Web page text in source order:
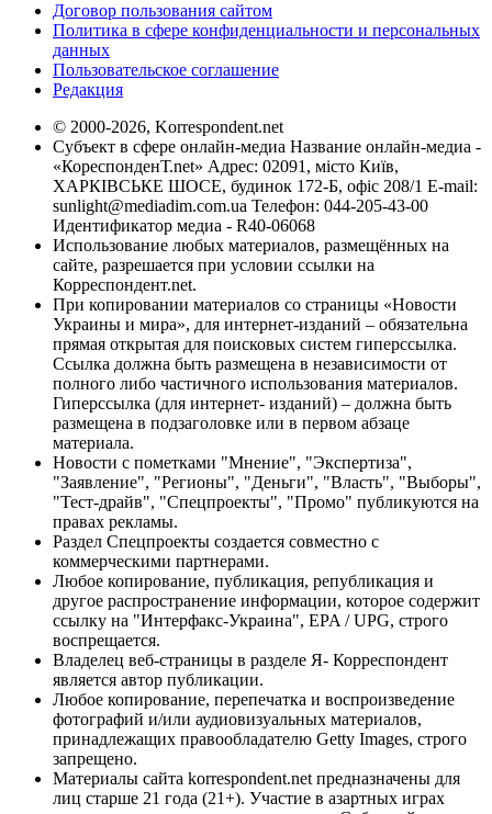
Договор пользования сайтом
Политика в сфере конфиденциальности и персональных
данных
Пользовательское соглашение
Редакция
© 2000-2026, Korrespondent.net
Субъект в сфере онлайн-медиа Название онлайн-медиа -
«КореспонденТ.net» Адрес: 02091, місто Київ,
ХАРКІВСЬКЕ ШОСЕ, будинок 172-Б, офіс 208/1 E-mail:
sunlight@mediadim.com.ua Телефон: 044-205-43-00
Идентификатор медиа - R40-06068
Использование любых материалов, размещённых на
сайте, разрешается при условии ссылки на
Корреспондент.net.
При копировании материалов со страницы «Новости
Украины и мира», для интернет-изданий – обязательна
прямая открытая для поисковых систем гиперссылка.
Ссылка должна быть размещена в независимости от
полного либо частичного использования материалов.
Гиперссылка (для интернет- изданий) – должна быть
размещена в подзаголовке или в первом абзаце
материала.
Новости с пометками "Мнение", "Экспертиза",
"Заявление", "Регионы", "Деньги", "Власть", "Выборы",
"Тест-драйв", "Спецпроекты", "Промо" публикуются на
правах рекламы.
Раздел Спецпроекты создается совместно с
коммерческими партнерами.
Любое копирование, публикация, републикация и
другое распространение информации, которое содержит
ссылку на "Интерфакс-Украина", EPA / UPG, строго
воспрещается.
Владелец веб-страницы в разделе Я- Корреспондент
является автор публикации.
Любое копирование, перепечатка и воспроизведение
фотографий и/или аудиовизуальных материалов,
принадлежащих правообладателю Getty Images, строго
запрещено.
Материалы сайта korrespondent.net предназначены для
лиц старше 21 года (21+). Участие в азартных играх